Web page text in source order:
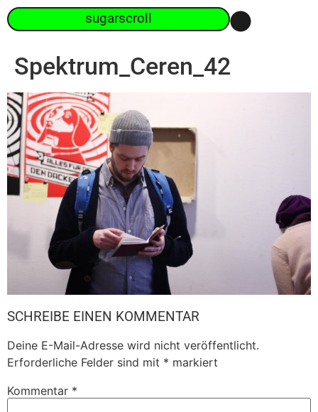
sugarscroll
Spektrum_Ceren_42
SCHREIBE EINEN KOMMENTAR
Deine E-Mail-Adresse wird nicht veröffentlicht.
Erforderliche Felder sind mit * markiert
Kommentar *